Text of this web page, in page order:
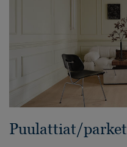
Puulattiat/